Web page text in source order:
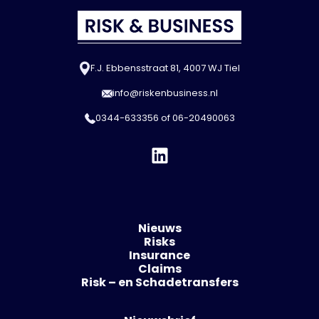
F.J. Ebbensstraat 81, 4007 WJ Tiel
info@riskenbusiness.nl
0344-633356 of06-20490063
Nieuws
Risks
Insurance
Claims
Risk – en Schadetransfers